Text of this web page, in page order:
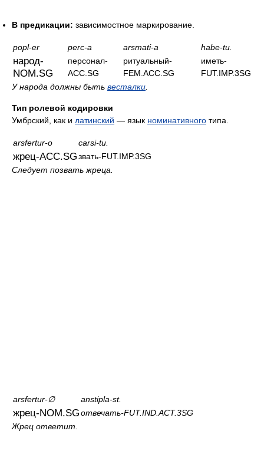
В предикации: зависимостное маркирование.
popl-er perc-a arsmati-a habe-tu.
народ-
NOM.SG
персонал-
ACC.SG
ритуальный-
FEM.ACC.SG
иметь-
FUT.IMP.3SG
У народа должны быть весталки
Тип ролевой кодировки
Умбрский, как и латинский — язык номинативного типа.
arsfertur-o carsi-tu.
жрец-ACC.SGзвать-FUT.IMP.3SG
Следует позвать жреца.
arsfertur-∅ anstipla-st.
жрец-NOM.SGотвечать-FUT.IND.ACT.3SG
Жрец ответит.